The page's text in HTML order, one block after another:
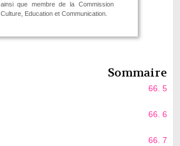
ainsi que membre de la Commission
Culture, Education et Communication.
Sommaire
66. 5
66. 6
66. 7